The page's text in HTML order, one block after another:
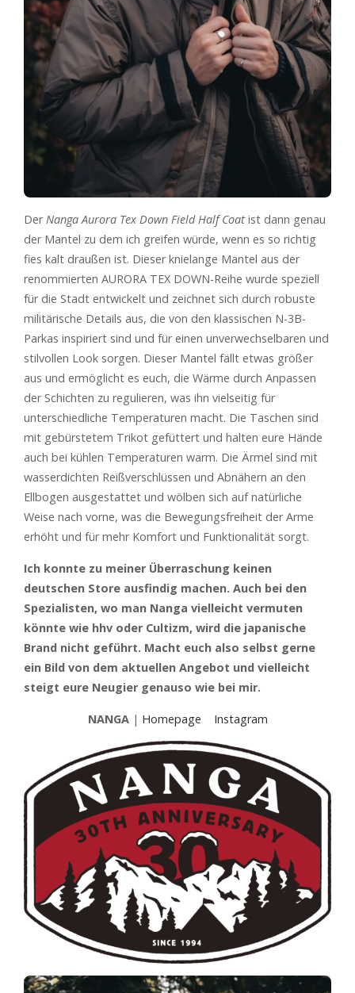
DerNanga Aurora Tex Down Field Half Coat ist dann genau
der Mantel zu dem ich greifen würde, wenn es so richtig
fies kalt draußen ist. Dieser knielange Mantel aus der
renommierten AURORA TEX DOWN-Reihe wurde speziell
für die Stadt entwickelt und zeichnet sich durch robuste
militärische Details aus, die von den klassischen N-3B-
Parkas inspiriert sind und für einen unverwechselbaren und
stilvollen Look sorgen. Dieser Mantel fällt etwas größer
aus und ermöglicht es euch, die Wärme durch Anpassen
der Schichten zu regulieren, was ihn vielseitig für
unterschiedliche Temperaturen macht. Die Taschen sind
mit gebürstetem Trikot gefüttert und halten eure Hände
auch bei kühlen Temperaturen warm. Die Ärmel sind mit
wasserdichten Reißverschlüssen und Abnähern an den
Ellbogen ausgestattet und wölben sich auf natürliche
Weise nach vorne, was die Bewegungsfreiheit der Arme
erhöht und für mehr Komfort und Funktionalität sorgt.
Ich konnte zu meiner Überraschung keinen
deutschen Store ausfindig machen. Auch bei den
Spezialisten, wo man Nanga vielleicht vermuten
könnte wie hhv oder Cultizm, wird die japanische
Brand nicht geführt. Macht euch also selbst gerne
ein Bild von dem aktuellen Angebot und vielleicht
steigt eure Neugier genauso wie bei mir.
NANGA| Homepage Instagram